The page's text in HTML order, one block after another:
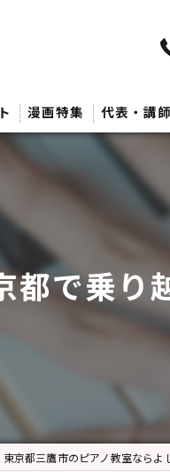
漫画特集 代表・講
都で乗り
東京都三鷹市のピアノ教室ならよ